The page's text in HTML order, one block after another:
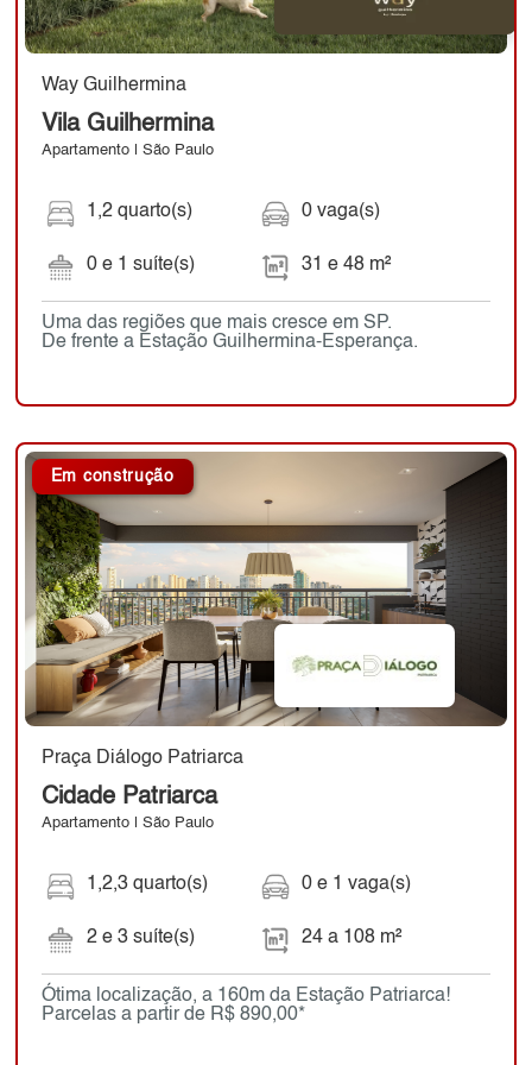
Way Guilhermina
Vila Guilhermina
Apartamento | São Paulo
1,2 quarto(s)
0 e 1 suíte(s)
0 vaga(s)
31 e 48 m²
Uma das regiões que mais cresce em SP.
De frente a Estação Guilhermina-Esperança.
Em construção
Praça Diálogo Patriarca
Cidade Patriarca
Apartamento | São Paulo
1,2,3 quarto(s)
2 e 3 suíte(s)
0 e 1 vaga(s)
24 a 108 m²
Ótima localização, a 160m da Estação Patriarca!
Parcelas a partir de R$ 890,00*